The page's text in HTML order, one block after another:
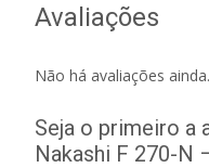
Avaliações
Não há avaliações ainda.
Seja o primeiro a
Nakashi F 270-N